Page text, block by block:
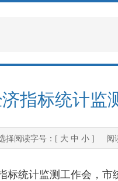
指标统计监
阅读字号：[ 大 中 小] 阅读
统计监测工作会，市